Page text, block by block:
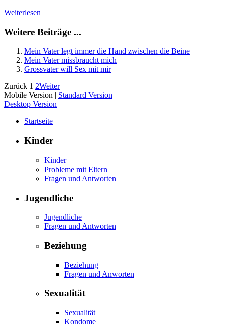
Weiterlesen
Weitere Beiträge ...
Mein Vater legt immer die Hand zwischen die Beine
Mein Vater missbraucht mich
Grossvater will Sex mit mir
Zurück 1 2Weiter
Mobile Version | Standard Version
Desktop Version
Startseite
Kinder
Kinder
Probleme mit Eltern
Fragen und Antworten
Jugendliche
Jugendliche
Fragen und Antworten
Beziehung
Beziehung
Fragen und Anworten
Sexualität
Sexualität
Kondome